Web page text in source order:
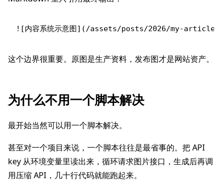
这个边界很重要。原图是生产资料，发布图才是网站资产。
为什么不用一个脚本解决
最开始当然可以用一个脚本解决。
甚至对一个项目来说，一个脚本往往是最省事的。把 API
key 从环境变量里读出来，循环请求图片接口，生成后再调
用压缩 API，几十行代码就能跑起来。